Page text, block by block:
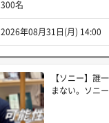
300名
2026年08月31日(月) 14:00
【ソニー】誰
まない。ソニー